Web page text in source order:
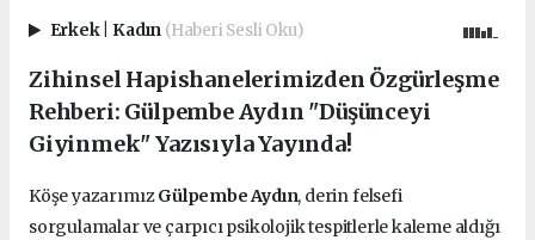
Erkek Kadın (Haberi Sesli Oku)
Zihinsel Hapishanelerimizden Özgürleşme
Rehberi: Gülpembe Aydın "Düşünceyi
Giyinmek" Yazısıyla Yayında!
Köşe yazarımızGülpembe Aydın, derin felsefi
sorgulamalar ve çarpıcı psikolojik tespitlerle kaleme aldığı